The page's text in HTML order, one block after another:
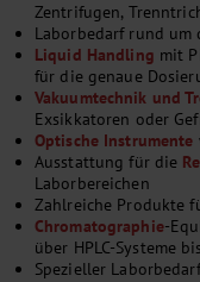
Zentrifugen,
Laborbedarf rund um
Liquid Handling mit
für die genaue
Vakuumtechnik und
Exsikkatoren oder
Optische Instrumente
Ausstattung für die
Laborbereichen
Zahlreiche Produkte
Chromatographie-
über HPLC-Systeme
Spezieller